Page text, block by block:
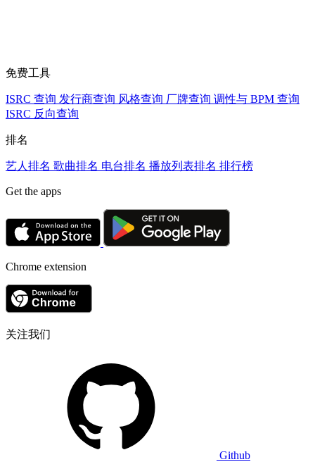
免费工具
ISRC 查询 发行商查询 风格查询 厂牌查询 调性与 BPM 查询
ISRC 反向查询
排名
艺人排名 歌曲排名 电台排名 播放列表排名 排行榜
Get the apps
Chrome extension
关注我们
Github